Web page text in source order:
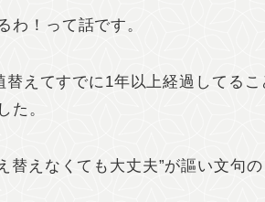
わ！って話です。
替えてすでに1年以上経過してる
た。
替えなくても大丈夫”が謳い文句